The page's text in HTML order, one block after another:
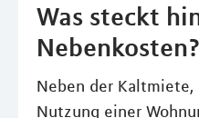
Was steckt
Nebenkosten?
Neben der
Nutzung einer